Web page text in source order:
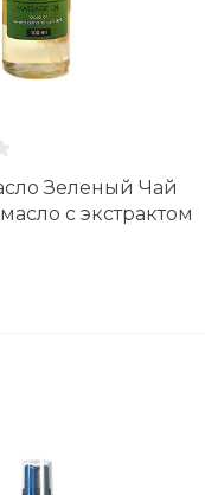
Зеленый Чай
с экстрактом
мл